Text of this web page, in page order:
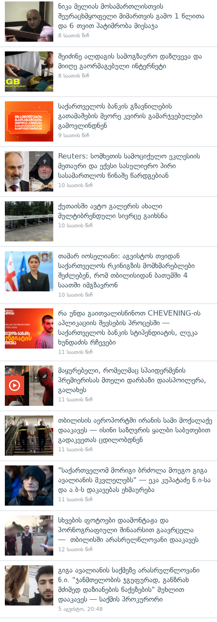
ნიკა მელიას მოსამართლისთვის
შეურაცხმყოფელი მიმართვის გამო 1 წლითა
და 6 თვით პატიმრობა მიესაჯა
8 საათის წინ
შეიძინე ალდაგის სამოგზაურო დაზღვევა და
მიიღე გაორმაგებული ინტერნეტი
8 საათის წინ
საქართველოს ბანკის გზავნილების
გათამაშების მეორე კვირის გამარჯვებულები
გამოვლინდნენ
9 საათის წინ
Reuters: სომხეთის სამოციქულო ეკლესიის
მეთაური და ექვსი სასულიერო პირი
სასამართლოს წინაშე წარდგებიან
10 საათის წინ
ქუთაისში ავტო გალერის ახალი
მულტიბრენდული სივრცე გაიხსნა
10 საათის წინ
თამარ იოსელიანი: აგვისტოს თვიდან
საქართველოს რკინიგზის მომხმარებლები
შეძლებენ, რომ თბილისიდან ბათუმში 4
საათში იმგზავრონ
10 საათის წინ
რა უნდა გაითვალისწინოთ CHEVENING-ის
აპლიკაციის შევსების პროცესში —
საქართველოს ბანკის სტიპენდიატის, ლუკა
ხუნდაძის რჩევები
11 საათის წინ
მაყურებელი, რომელმაც სპაიდერმენის
პრემიერისას მთელი დარბაზი დაასპოილერა,
გალახეს
11 საათის წინ
თბილისის აეროპორტში ირანის სამი მოქალაქე
დააკავეს — ისინი საზღვრის ყალბი საბუთებით
გადაკვეთას ცდილობდნენ
11 საათის წინ
"საქართველომ მორიგი ბრძოლა მოუგო გიგა
ავალიანის მკვლელებს" — ეკა კუპატაძე ნ.ი-სა
და ა.ბ-ს დაკავებას ეხმაურება
11 საათის წინ
სხვების ფოტოები დაამონტაჟა და
პორნოგრაფიული შინაარსით გაავრცელა
— თბილისში არასრულწლოვანი დააკავეს
12 საათის წინ
გიგა ავალიანის საქმეზე არასრულწლოვანი
ნ.ი. "ჯანმთელობის ჯგუფურად, განზრახ
მძიმედ დაზიანების წაქეზების" მუხლით
დააკავეს — საქმის პროკურორი
5 აგვისტო, 20:48